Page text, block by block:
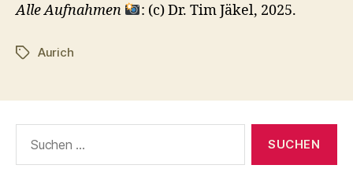
Alle Aufnahmen : (c) Dr. Tim Jäkel, 2025.
Schlagwörter
Aurich
nach: